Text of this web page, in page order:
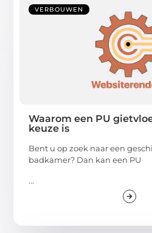
VERBOUWEN
Waarom een PU
keuze is
Bent u op zoek naar een
badkamer? Dan kan een PU
...